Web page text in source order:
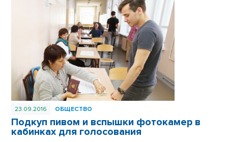
23.09.2016 ОБЩЕСТВО
Подкуп пивом и вспышки фотокамер в
кабинках для голосования